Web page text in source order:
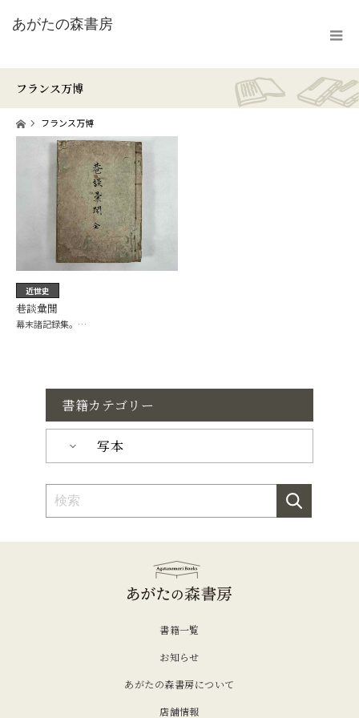
フランス万博
ホームフランス万博
近世史
巷談彙聞
幕末諸記録集。…
書籍カテゴリー
写本
書籍一覧
お知らせ
あがたの森書房について
店舗情報